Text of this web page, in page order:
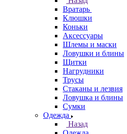
Вратарь
Клюшки
Коньки
Аксессуары
Шлемы и маски
Ловушки и блины
Щитки
Нагрудники
Трусы
Стаканы и лезвия
Ловушка и блины
Сумки
Одежда
Назад